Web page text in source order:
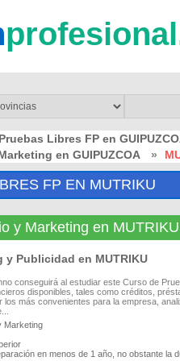
profesional
Pruebas Libres FP en
en GUIPUZCOA
»
FP EN MUTRIKU
y Marketing en MUTRIKU
y Publicidad en MUTRIKU
conseguirá al estudiar este Curso de
disponibles, tales como créditos,
más convenientes para la empresa,
Marketing
en menos de 1 año, no obstante la